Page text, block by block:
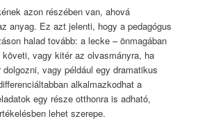
azon részében van, ahová
anyag. Ez azt jelenti, hogy a pedagógus
halad tovább: a lecke – önmagában
vagy kitér az olvasmányra, ha
vagy például egy dramatikus
alkalmazkodhat a
egy része otthonra is adható,
lehet szerepe.